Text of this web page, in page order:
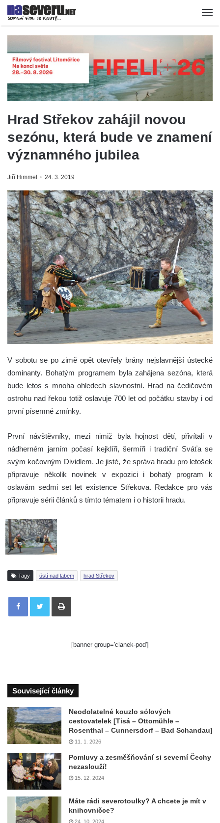
Hrad Střekov zahájil novou
sezónu, která bude ve znamení
významného jubilea
Jiří Himmel 24. 3. 2019
V sobotu se po zimě opět otevřely brány nejslavnější ústecké
dominanty. Bohatým programem byla zahájena sezóna, která
bude letos s mnoha ohledech slavnostní. Hrad na čedičovém
ostrohu nad řekou totiž oslavuje 700 let od počátku stavby i od
první písemné zmínky.
První návštěvníky, mezi nimiž byla hojnost dětí, přivítali v
nádherném jarním počasí kejklíři, šermíři i tradiční Sváťa se
svým kočovným Dividlem. Je jisté, že správa hradu pro letošek
připravuje několik novinek v expozici i bohatý program k
oslavám sedmi set let existence Střekova. Redakce pro vás
připravuje sérii článků s tímto tématem i o historii hradu.
Tagy ústí nad labem hrad Střekov
Tisknout
[banner group='clanek-pod']
Související články
Neodolatelné kouzlo sólových
cestovatelek [Tisá – Ottomühle –
Rosenthal – Cunnersdorf – Bad Schandau]
11. 1. 2026
Pomluvy a zesměšňování si severní Čechy
nezaslouží!
15. 12. 2024
Máte rádi severotoulky? A chcete je mít v
knihovničce?
24. 10. 2024